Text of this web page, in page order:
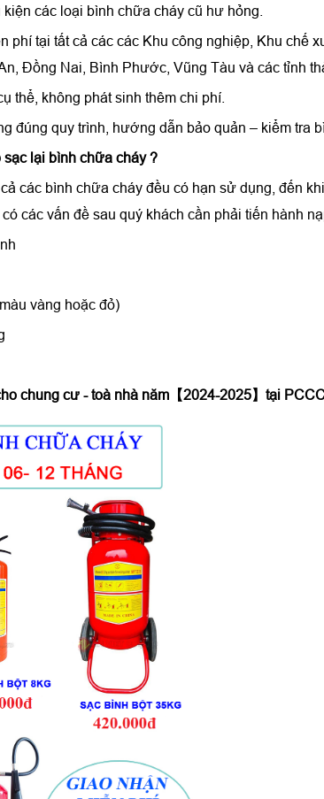
các loại bình chữa cháy cũ hư hỏng.
tại tất cả các các Khu công nghiệp, Khu chế
Đồng Nai, Bình Phước, Vũng Tàu và các tỉnh
thể, không phát sinh thêm chi phí.
đúng quy trình, hướng dẫn bảo quản – kiểm tra
sạc lại bình chữa cháy?
các bình chữa cháy đều có hạn sử dụng, đến
các vấn đề sau quý khách cần phải tiến hành
vàng hoặc đỏ)
chung cư - toà nhà năm【2024-2025】tại